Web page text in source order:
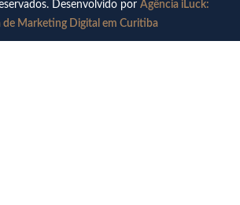
Desenvolvido por Agência iLuck:
de Marketing Digital em Curitiba